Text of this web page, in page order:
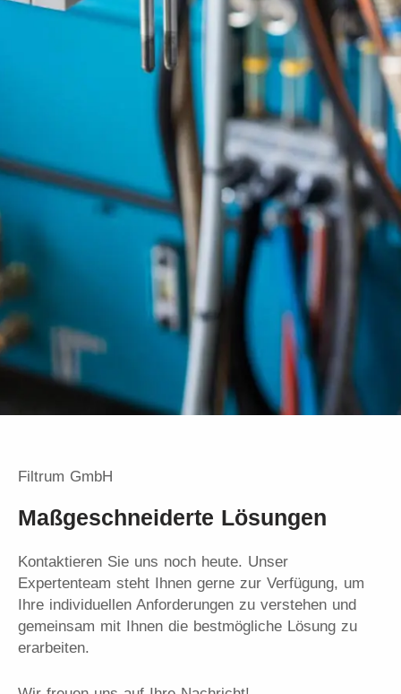
Filtrum GmbH
Maßgeschneiderte Lösungen
Kontaktieren Sie uns noch heute. Unser
Expertenteam steht Ihnen gerne zur Verfügung, um
Ihre individuellen Anforderungen zu verstehen und
gemeinsam mit Ihnen die bestmögliche Lösung zu
erarbeiten.